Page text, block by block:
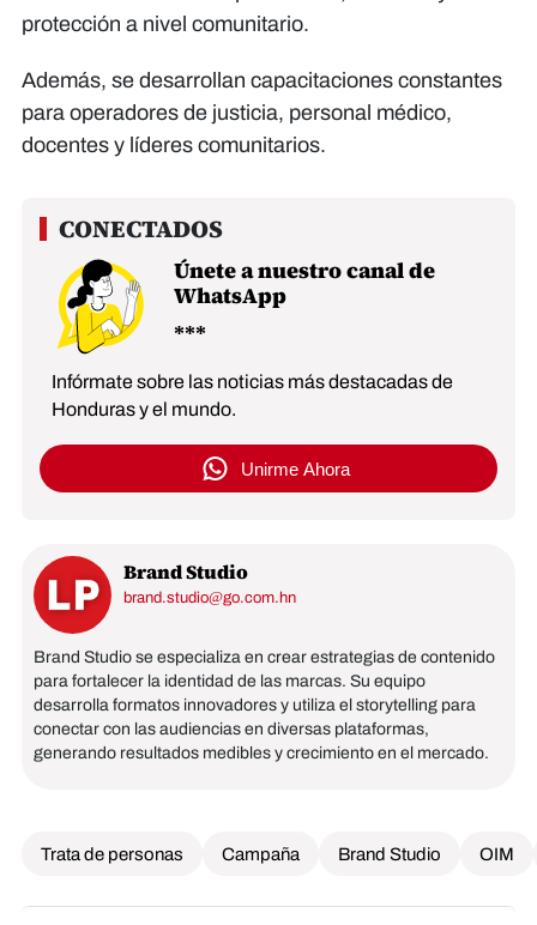
protección a nivel comunitario.
Además, se desarrollan capacitaciones constantes
para operadores de justicia, personal médico,
docentes y líderes comunitarios.
Únete a nuestro canal de
WhatsApp
Infórmate sobre las noticias más destacadas de
Honduras y el mundo.
Unirme Ahora
Brand Studio
brand.studio@go.com.hn
Brand Studio se especializa en crear estrategias de contenido
para fortalecer la identidad de las marcas. Su equipo
desarrolla formatos innovadores y utiliza el storytelling para
conectar con las audiencias en diversas plataformas,
generando resultados medibles y crecimiento en el mercado.
Trata de personas Campaña Brand Studio OIM